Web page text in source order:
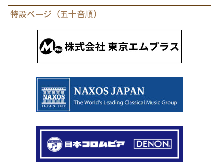
特設ページ（五十音順）